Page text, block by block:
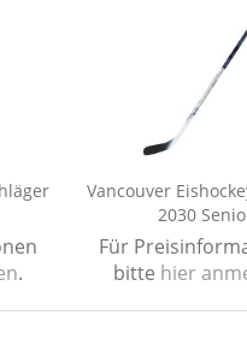
.
Vancouver
2030
Für
bitte hier